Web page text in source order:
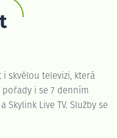
skvělou televizi, která
i se 7 denním
Skylink Live TV. Služby se